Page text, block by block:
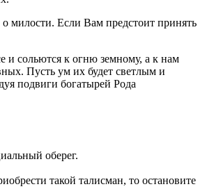
милости. Если Вам предстоит принять
и сольются к огню земному, а к нам
Пусть ум их будет светлым и
подвиги богатырей Рода
оберег.
такой талисман, то остановите